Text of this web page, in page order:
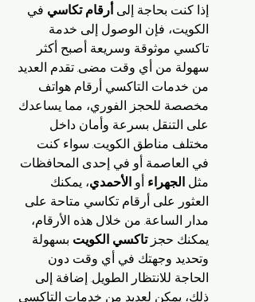
إذا كنت بحاجة إلى أرقام تكاسي في
الكويت، فإن الوصول إلى خدمة
تاكسي موثوقة وسريعة أصبح أكثر
سهولة من أي وقت مضى. تقدم العديد
من خدمات التاكسي أرقام هواتف
مخصصة للحجز الفوري، مما يساعدك
على التنقل بسرعة وأمان داخل
مختلف مناطق الكويت. سواء كنت
في العاصمة أو في إحدى المحافظات
مثل الجهراء أو الأحمدي، يمكنك
العثور على أرقام تكاسي متاحة على
مدار الساعة. من خلال هذه الأرقام،
يمكنك حجز تاكسي الكويت بسهولة
وتحديد وجهتك في أي وقت دون
الحاجة للانتظار الطويل. إضافة إلى
ذلك، يمكن لعديد من خدمات التاكسي